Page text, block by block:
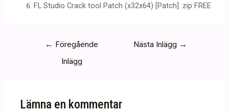
FL Studio Crack tool Patch (x32x64) [Patch] .zip FREE
Inläggsnavigering
← Föregående
Inlägg
Nästa Inlägg →
Lämna en kommentar